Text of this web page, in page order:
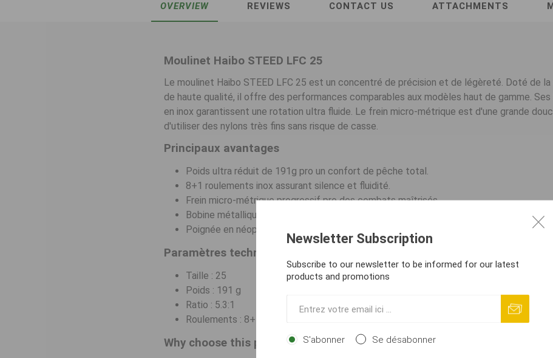
OVERVIEW REVIEWS CONTACT US ATTACHMENTS
Moulinet Haibo STEED LFC 25
Le moulinet Haibo STEED LFC 25 est un concentré de précision et de légèreté. Doté de
de haute qualité, il offre des performances comparables aux modèles haut de gamme.
en inox garantissent une rotation ultra fluide. Le frein micro-métrique est d'une grande
d'utiliser des nylons très fins sans risque de casse.
Principaux avantages
Poids ultra réduit de 191g pro un confort de pêche total.
8+1 roulements inox assurant silence et fluidité.
Frein micro-métrique progressif pro des combats maîtrisés.
Bobine métallique ajourée à grande contenance.
Poignée en néoprène pro un grip agréable par tous les temps.
Paramètres techniques
Taille : 25
Poids : 191 g
Ratio : 5.3:1
Roulements : 8+1 inox
Why choose this product ?
Newsletter Subscription
Subscribe to our newsletter to be informed for our latest
products and promotions
S'abonner Se désabonner